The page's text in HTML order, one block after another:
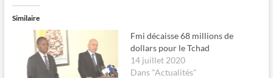
e
z
p
o
u
r
p
o
u
r
p
a
r
Similaire
Fmi décaisse 68 millions de
dollars pour le Tchad
14 juillet 2020
Dans "Actualités"